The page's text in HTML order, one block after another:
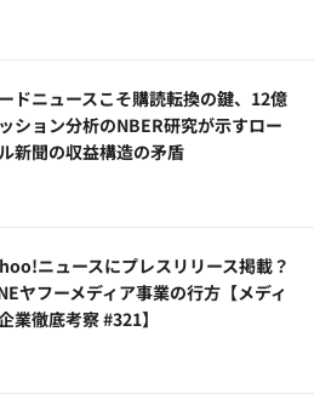
ドニュースこそ購読転換の鍵、12億
ション分析のNBER研究が示すロー
新聞の収益構造の矛盾
ニュースにプレスリリース掲載？
ヤフーメディア事業の行方【メディ
業徹底考察 #321】